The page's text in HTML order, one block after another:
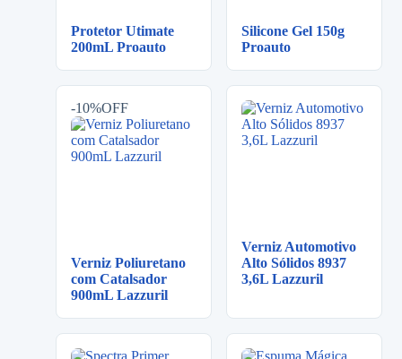
Protetor Utimate
200mL Proauto
Silicone Gel 150g
Proauto
-10%OFF
Verniz Poliuretano
com Catalsador
900mL Lazzuril
Verniz Automotivo
Alto Sólidos 8937
3,6L Lazzuril